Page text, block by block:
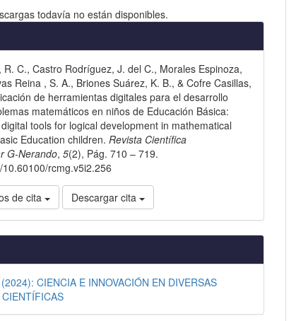
todavía no están disponibles.
R. C., Castro Rodríguez, J. del C., Morales Espinoza,
Reina , S. A., Briones Suárez, K. B., & Cofre Casillas,
de herramientas digitales para el desarrollo
matemáticos en niños de Educación Básica:
tools for logical development in mathematical
Education children.Revista Científica
G-Nerando,5(2), Pág. 710 – 719.
rcmg.v5i2.256
de cita Descargar cita
CIENCIA E INNOVACIÓN EN DIVERSAS